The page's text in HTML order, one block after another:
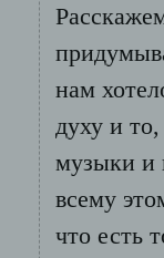
нам
духу и
музыки и
всему
что есть